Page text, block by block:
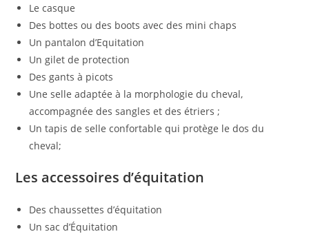
Le casque
Des bottes ou des boots avec des mini chaps
Un pantalon d’Equitation
Un gilet de protection
Des gants à picots
Une selle adaptée à la morphologie du cheval,
accompagnée des sangles et des étriers ;
Un tapis de selle confortable qui protège le dos du
cheval;
Les accessoires d’équitation
Des chaussettes d’équitation
Un sac d’Équitation